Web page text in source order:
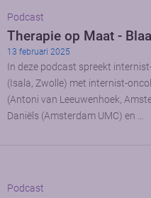
Podcast
Therapie op Maat -
13 februari 2025
In deze podcast spreekt
(Isala, Zwolle) met internist-
(Antoni van Leeuwenhoek,
Daniëls (Amsterdam UMC) en …
Podcast